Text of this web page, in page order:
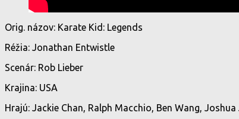
Orig. názov: Karate Kid: Legends
Réžia: Jonathan Entwistle
Scenár: Rob Lieber
Krajina: USA
Hrajú: Jackie Chan, Ralph Macchio, Ben Wang,